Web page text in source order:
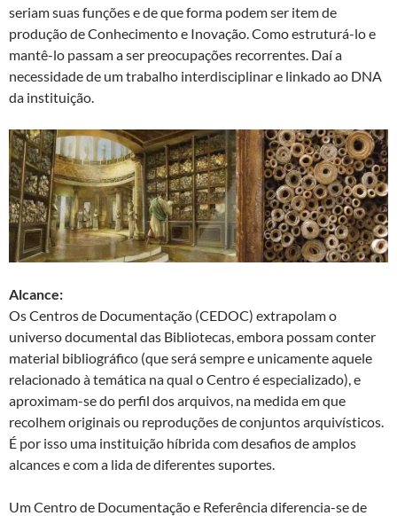
seriam suas funções e de que forma podem ser item de
produção de Conhecimento e Inovação. Como estruturá-lo e
mantê-lo passam a ser preocupações recorrentes. Daí a
necessidade de um trabalho interdisciplinar e linkado ao DNA
da instituição.
Alcance:
Os Centros de Documentação (CEDOC) extrapolam o
universo documental das Bibliotecas, embora possam conter
material bibliográfico (que será sempre e unicamente aquele
relacionado à temática na qual o Centro é especializado), e
aproximam-se do perfil dos arquivos, na medida em que
recolhem originais ou reproduções de conjuntos arquivísticos.
É por isso uma instituição híbrida com desafios de amplos
alcances e com a lida de diferentes suportes.
Um Centro de Documentação e Referência diferencia-se de